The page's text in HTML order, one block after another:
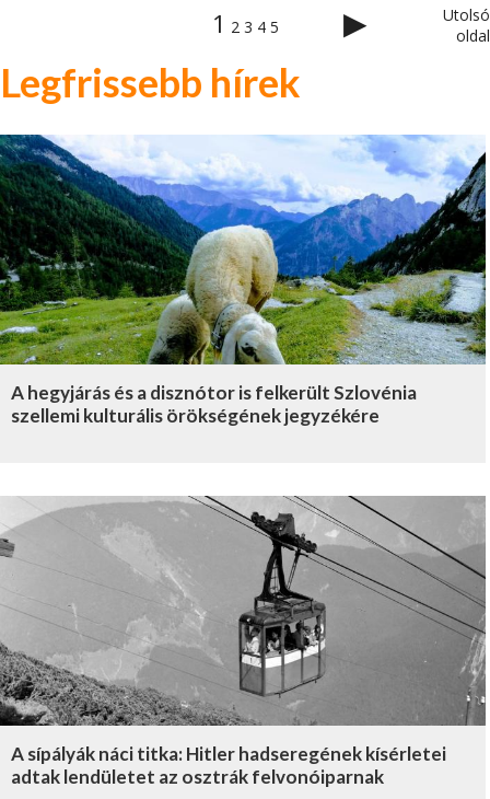
1 2 3 4 5 ▶
Utolsó
oldal
Legfrissebb hírek
A hegyjárás és a disznótor is felkerült Szlovénia
szellemi kulturális örökségének jegyzékére
A sípályák náci titka: Hitler hadseregének kísérletei
adtak lendületet az osztrák felvonóiparnak